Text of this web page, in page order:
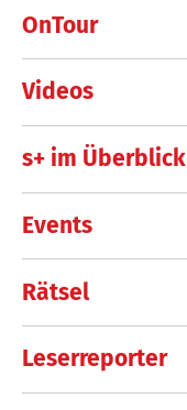
OnTour
Videos
s+ im Überblick
Events
Rätsel
Leserreporter